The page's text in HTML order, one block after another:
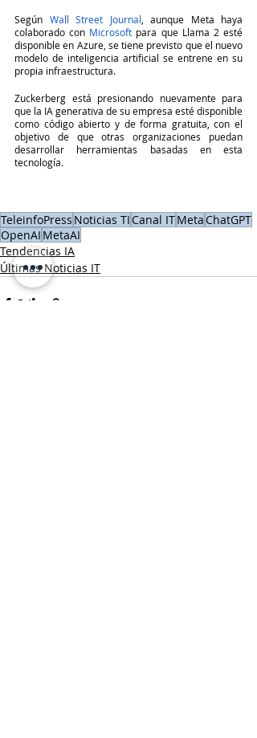
Según Wall Street Journal, aunque Meta haya
colaborado con Microsoft para que Llama 2 esté
disponible en Azure, se tiene previsto que el nuevo
modelo de inteligencia artificial se entrene en su
propia infraestructura.
Zuckerberg está presionando nuevamente para
que la IA generativa de su empresa esté disponible
como código abierto y de forma gratuita, con el
objetivo de que otras organizaciones puedan
desarrollar herramientas basadas en esta
tecnología.
TeleinfoPress Noticias TICanal ITMetaChatGPT
OpenAI MetaAI
Tendencias IA
Últimas Noticias IT